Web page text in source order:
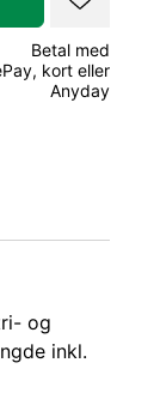
Betal med
kort eller
Anyday
og
inkl.